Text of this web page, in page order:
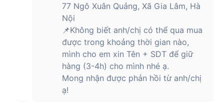
77 Ngô Xuân Quảng, Xã Gia Lâm, Hà
Nội
📌Không biết anh/chị có thể qua mua
được trong khoảng thời gian nào,
mình cho em xin Tên + SDT để giữ
hàng (3-4h) cho mình nhé ạ.
Mong nhận được phản hồi từ anh/chị
ạ!